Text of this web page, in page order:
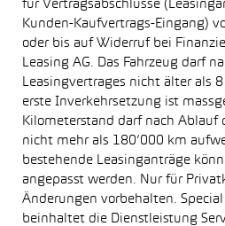
für Vertragsabschlüsse
Kunden-Kaufvertrags-Eingang)
oder bis auf Widerruf bei
Leasing AG. Das Fahrzeug darf
Leasingvertrages nicht älter als
erste Inverkehrsetzung ist
Kilometerstand darf nach Ablauf
nicht mehr als 180’000 km
bestehende Leasinganträge
angepasst werden. Nur für
Änderungen vorbehalten. Special
beinhaltet die Dienstleistung